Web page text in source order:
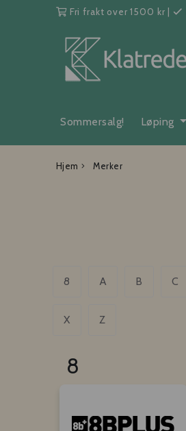
Fri frakt over 1500 kr
Sommersalg! Løping
Hjem Merker
8 A B C
X Z
8